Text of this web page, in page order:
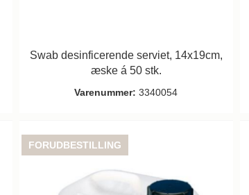
Swab desinficerende serviet, 14x19cm,
æske á 50 stk.
Varenummer: 3340054
FORUDBESTILLING